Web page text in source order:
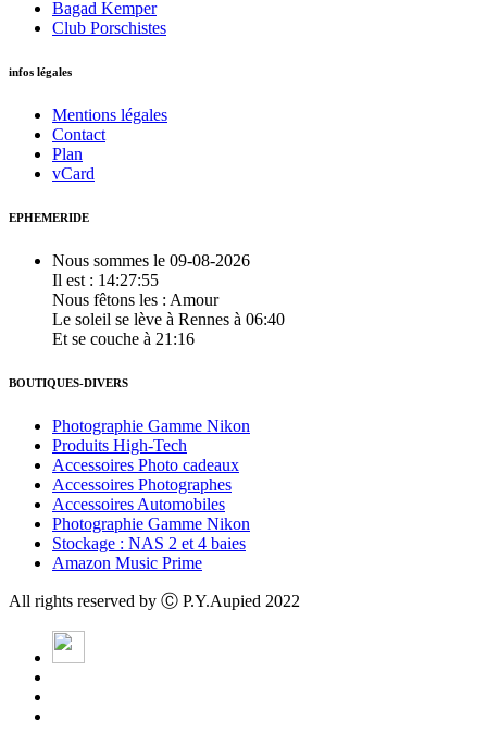
Bagad Kemper
Club Porschistes
infos légales
Mentions légales
Contact
Plan
vCard
EPHEMERIDE
Nous sommes le 09-08-2026
Il est : 14:27:55
Nous fêtons les : Amour
Le soleil se lève à Rennes à 06:40
Et se couche à 21:16
BOUTIQUES-DIVERS
Photographie Gamme Nikon
Produits High-Tech
Accessoires Photo cadeaux
Accessoires Photographes
Accessoires Automobiles
Photographie Gamme Nikon
Stockage : NAS 2 et 4 baies
Amazon Music Prime
All rights reserved by Ⓒ P.Y.Aupied 2022